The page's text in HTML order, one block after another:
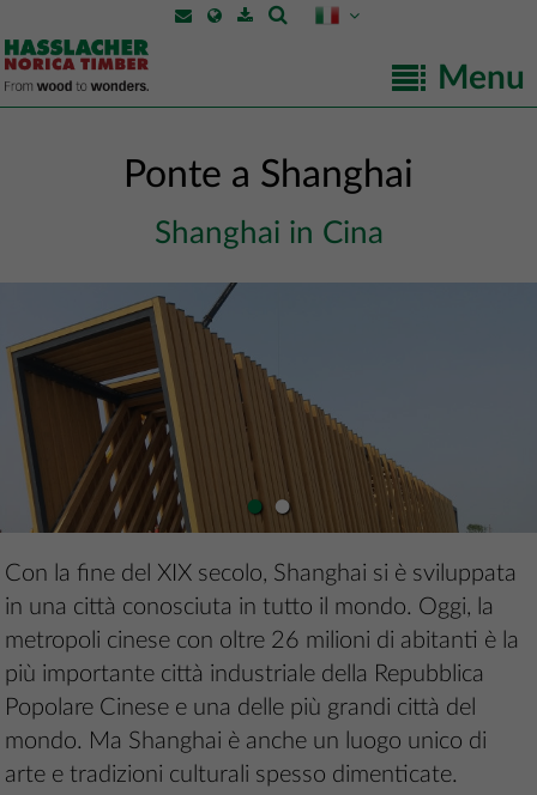
Menu
Ponte a Shanghai
Shanghai in Cina
• •
Con la fine del XIX secolo, Shanghai si è sviluppata
in una città conosciuta in tutto il mondo. Oggi, la
metropoli cinese con oltre 26 milioni di abitanti è la
più importante città industriale della Repubblica
Popolare Cinese e una delle più grandi città del
mondo. Ma Shanghai è anche un luogo unico di
arte e tradizioni culturali spesso dimenticate.